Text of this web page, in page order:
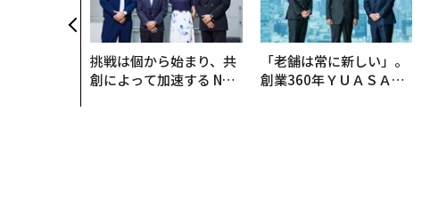
挑戦は個から始まり、共
創によって加速する NOR
「老舗は常に新しい」。
創業360年ＹＵＡＳＡと